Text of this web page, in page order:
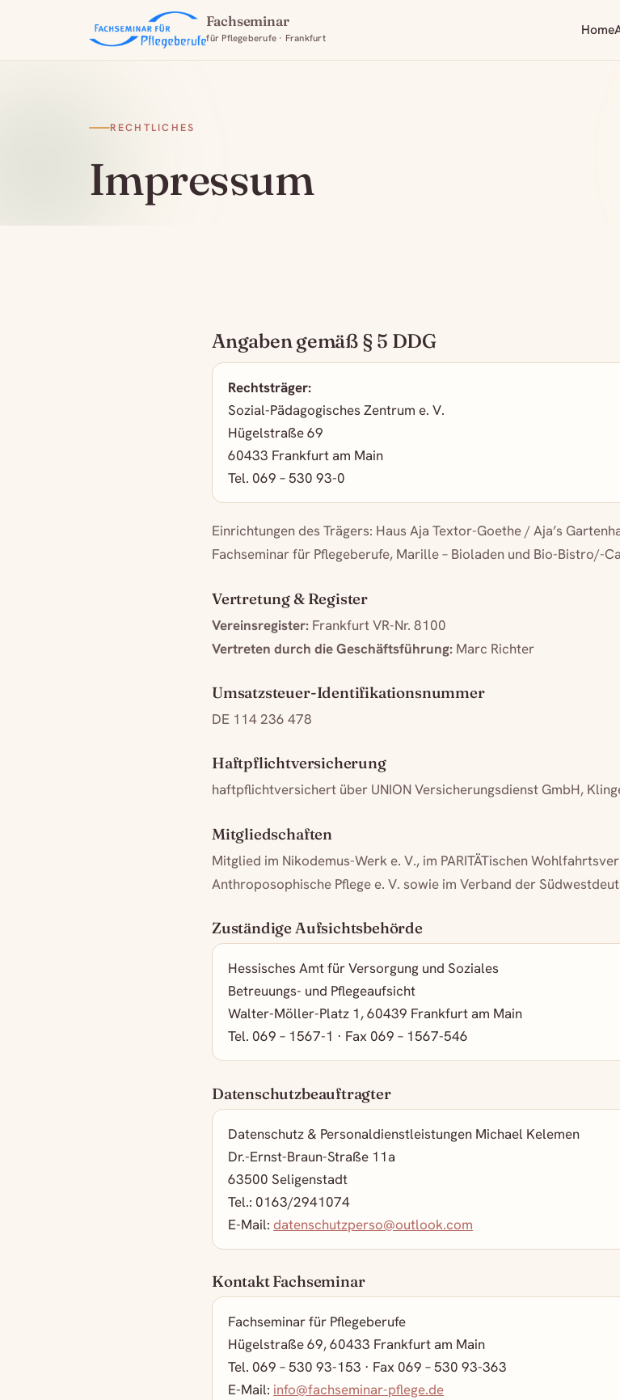
Fachseminar
für Pflegeberufe · Frankfurt Home
RECHTLICHES
Impressum
Angaben gemäß § 5 DDG
Rechtsträger:
Sozial-Pädagogisches Zentrum e. V.
Hügelstraße 69
60433 Frankfurt am Main
Tel. 069 – 530 93-0
Einrichtungen des Trägers: Haus Aja Textor-Goethe / Aja’s
Fachseminar für Pflegeberufe, Marille – Bioladen und Bio-Bistro/-
Vertretung & Register
Vereinsregister: Frankfurt VR-Nr. 8100
Vertreten durch die Geschäftsführung: Marc Richter
Umsatzsteuer-Identifikationsnummer
DE 114 236 478
Haftpflichtversicherung
haftpflichtversichert über UNION Versicherungsdienst GmbH,
Mitgliedschaften
Mitglied im Nikodemus-Werk e. V., im PARITÄTischen
Anthroposophische Pflege e. V. sowie im Verband der
Zuständige Aufsichtsbehörde
Hessisches Amt für Versorgung und Soziales
Betreuungs- und Pflegeaufsicht
Walter-Möller-Platz 1, 60439 Frankfurt am Main
Tel. 069 – 1567-1 · Fax 069 – 1567-546
Datenschutzbeauftragter
Datenschutz & Personaldienstleistungen Michael Kelemen
Dr.-Ernst-Braun-Straße 11a
63500 Seligenstadt
Tel.: 0163/2941074
E-Mail: datenschutzperso@outlook.com
Kontakt Fachseminar
Fachseminar für Pflegeberufe
Hügelstraße 69, 60433 Frankfurt am Main
Tel. 069 – 530 93-153 · Fax 069 – 530 93-363
E-Mail: info@fachseminar-pflege.de